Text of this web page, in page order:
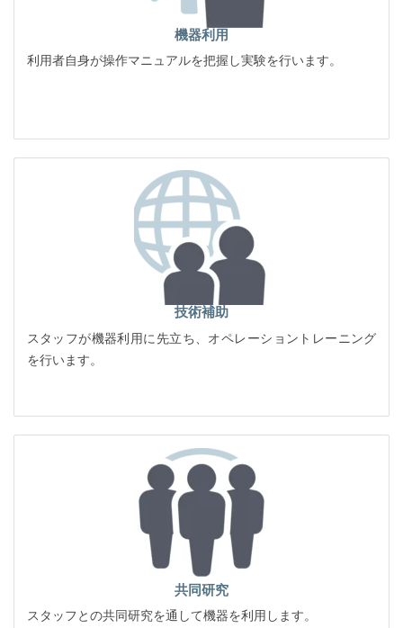
機器利用
利用者自身が操作マニュアルを把握し実験を行います。
技術補助
スタッフが機器利用に先立ち、オペレーショントレーニング
を行います。
共同研究
スタッフとの共同研究を通して機器を利用します。